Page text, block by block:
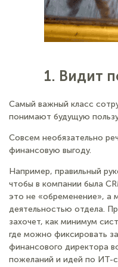
1. Видит
Самый важный класс
понимают будущую
Совсем необязательно
финансовую выгоду.
Например, правильный
чтобы в компании была
это не «обременение», а
деятельностью отдела.
захочет, как минимум
где можно фиксировать
финансового директора
пожеланий и идей по ИТ-